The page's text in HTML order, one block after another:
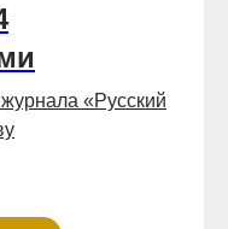
«Русский